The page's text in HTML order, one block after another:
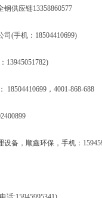
供应链13358860577
(手机：18504410699)
13945051782)
，4001-868-688
备，顺鑫环保，手机：